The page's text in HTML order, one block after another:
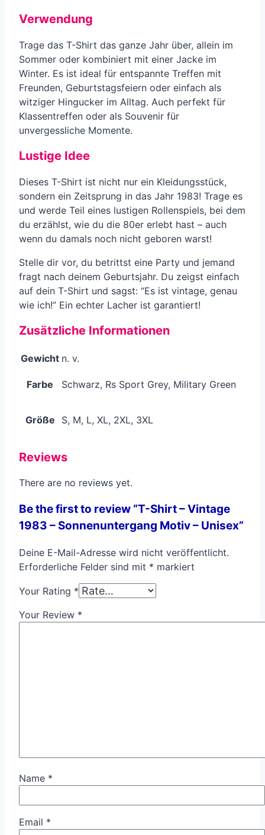
Verwendung
Trage das T-Shirt das ganze Jahr über, allein im
Sommer oder kombiniert mit einer Jacke im
Winter. Es ist ideal für entspannte Treffen mit
Freunden, Geburtstagsfeiern oder einfach als
witziger Hingucker im Alltag. Auch perfekt für
Klassentreffen oder als Souvenir für
unvergessliche Momente.
Lustige Idee
Dieses T-Shirt ist nicht nur ein Kleidungsstück,
sondern ein Zeitsprung in das Jahr 1983! Trage es
und werde Teil eines lustigen Rollenspiels, bei dem
du erzählst, wie du die 80er erlebt hast – auch
wenn du damals noch nicht geboren warst!
Stelle dir vor, du betrittst eine Party und jemand
fragt nach deinem Geburtsjahr. Du zeigst einfach
auf dein T-Shirt und sagst: “Es ist vintage, genau
wie ich!” Ein echter Lacher ist garantiert!
Zusätzliche Informationen
Gewicht n. v.
Farbe Schwarz, Rs Sport Grey, Military Green
Größe S, M, L, XL, 2XL, 3XL
Reviews
There are no reviews yet.
Be the first to review “T-Shirt – Vintage
1983 – Sonnenuntergang Motiv – Unisex”
Deine E-Mail-Adresse wird nicht veröffentlicht.
Erforderliche Felder sind mit * markiert
Your Rating *
Your Review *
Name *
Email *